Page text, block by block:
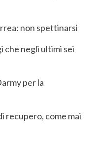
non spettinarsi
che negli ultimi sei
per la
recupero, come mai